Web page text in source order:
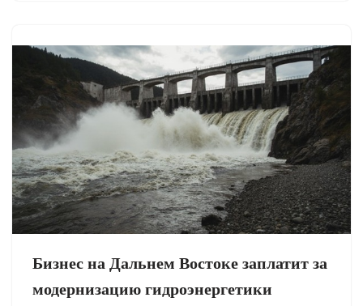
Бизнес на Дальнем Востоке заплатит за
модернизацию гидроэнергетики